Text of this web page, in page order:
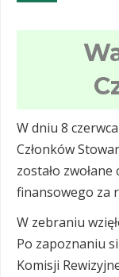
W dniu 8
Członków
zostało
finansowego za
W zebraniu
Po zapoznaniu
Komisji